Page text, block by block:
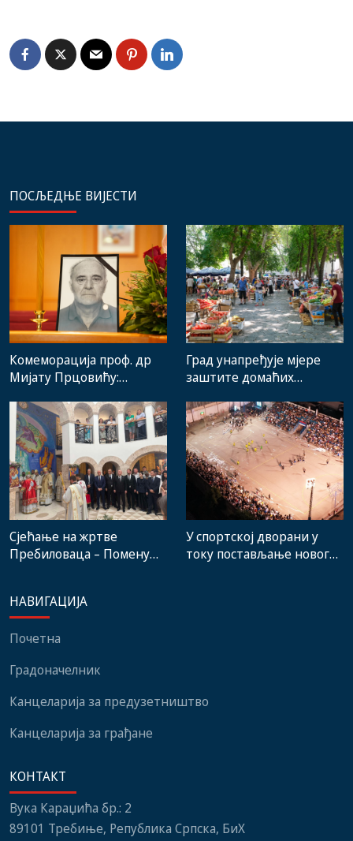
ПОСЉЕДЊЕ ВИЈЕСТИ
Комеморација проф. др
Мијату Прцовићу:
стручњака и човјека који
је Требиње носио у срцу
Град унапређује мјере
заштите домаћих
градске пијаце
Сјећање на жртве
Пребиловаца – Помену
институција, локалних
заједница и грађани
У спортској дворани у
току постављање новог
НАВИГАЦИЈА
Почетна
Градоначелник
Канцеларија за предузетништво
Канцеларија за грађане
КОНТАКТ
Вука Караџића бр.: 2
89101 Требиње, Република Српска, БиХ